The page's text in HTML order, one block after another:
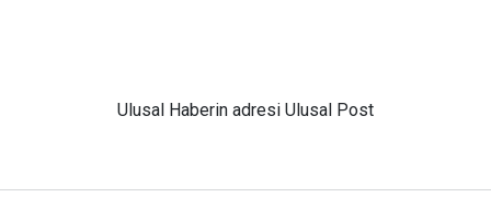
Ulusal Haberin adresi Ulusal Post